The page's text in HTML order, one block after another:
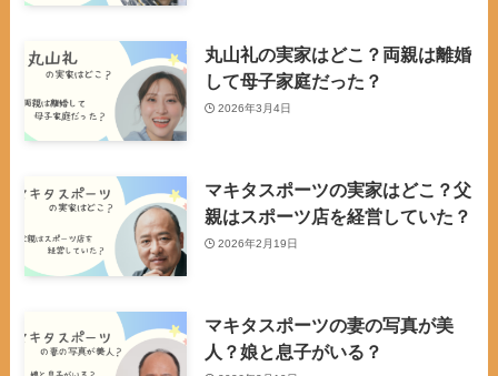
丸山礼の実家はどこ？両親は離婚
して母子家庭だった？
2026年3月4日
マキタスポーツの実家はどこ？父
親はスポーツ店を経営していた？
2026年2月19日
マキタスポーツの妻の写真が美
人？娘と息子がいる？